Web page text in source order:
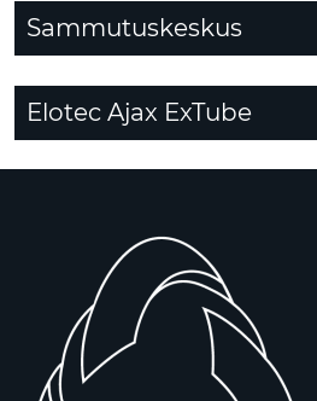
Sammutuskeskus
Elotec Ajax ExTube